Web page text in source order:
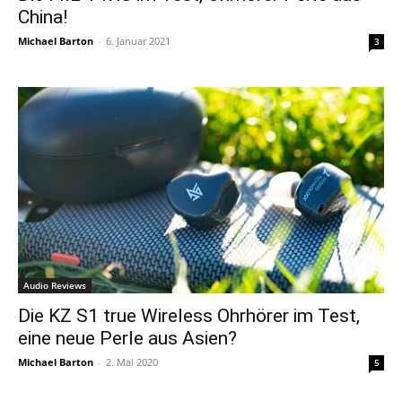
China!
Michael Barton - 6. Januar 2021 3
Audio Reviews
Die KZ S1 true Wireless Ohrhörer im Test,
eine neue Perle aus Asien?
Michael Barton - 2. Mai 2020 5